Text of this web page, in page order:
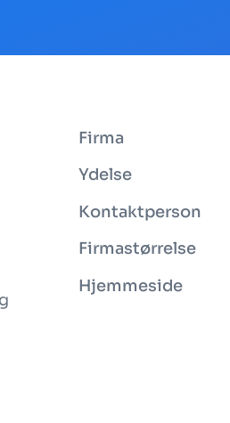
Firma
Ydelse
Kontaktperson
Firmastørrelse
Hjemmeside